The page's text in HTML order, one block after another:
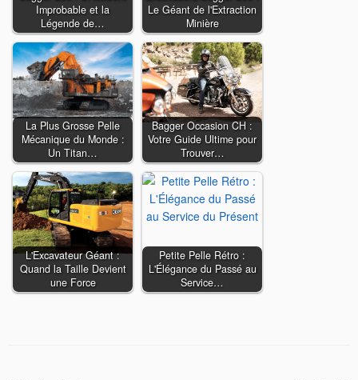
Improbable et la
Légende de…
Le Géant de l'Extraction
Minière
La Plus Grosse Pelle
Mécanique du Monde :
Un Titan…
Bagger Occasion CH :
Votre Guide Ultime pour
Trouver…
L'Excavateur Géant :
Quand la Taille Devient
une Force
Petite Pelle Rétro :
L'Élégance du Passé au
Service…